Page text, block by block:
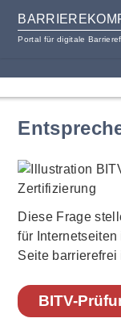
Portal für digitale
Diese Frage
für
Seite barrierefrei
BITV-